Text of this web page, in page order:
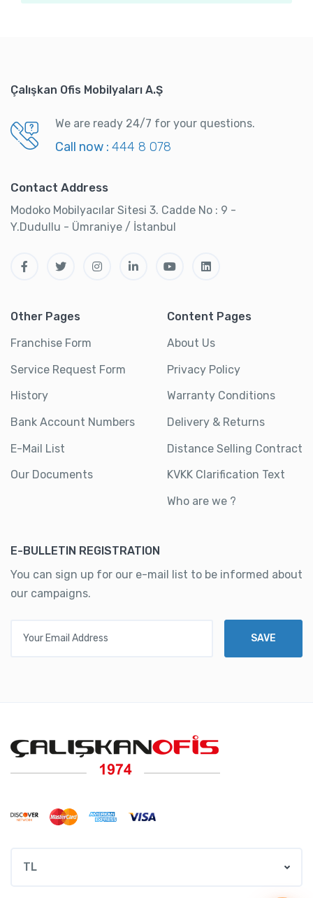
Çalışkan Ofis Mobilyaları A.Ş
We are ready 24/7 for your questions.
Call now : 444 8 078
Contact Address
Modoko Mobilyacılar Sitesi 3. Cadde No : 9 -
Y.Dudullu - Ümraniye / İstanbul
Other Pages
Franchise Form
Service Request Form
History
Bank Account Numbers
E-Mail List
Our Documents
Content Pages
About Us
Privacy Policy
Warranty Conditions
Delivery & Returns
Distance Selling Contract
KVKK Clarification Text
Who are we ?
E-BULLETIN REGISTRATION
You can sign up for our e-mail list to be informed about
our campaigns.
SAVE
TL